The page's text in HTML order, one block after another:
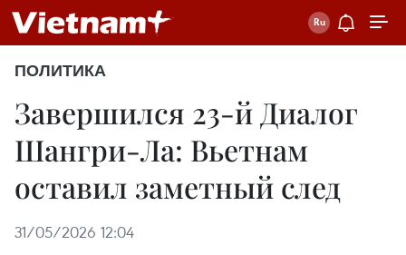
ПОЛИТИКА
Завершился 23-й Диалог
Шангри-Ла: Вьетнам
оставил заметный след
31/05/2026 12:04